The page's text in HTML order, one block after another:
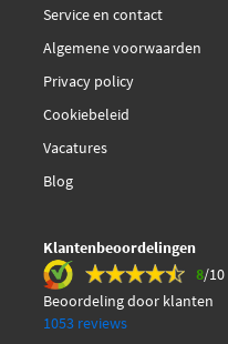
Service en contact
Algemene voorwaarden
Privacy policy
Cookiebeleid
Vacatures
Blog
Klantenbeoordelingen
8/10
Beoordeling door klanten
1053 reviews